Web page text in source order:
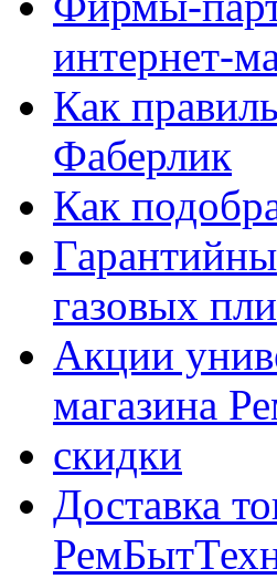
интернет-
Как
Фаберлик
Как
газовых
Акции
магазина
скидки
Доставка